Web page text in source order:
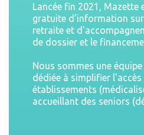
Lancée fin 2021, Mazette
gratuite d'information
retraite et
de dossier et le
Nous sommes une
dédiée à simplifier
établissements
accueillant des seniors